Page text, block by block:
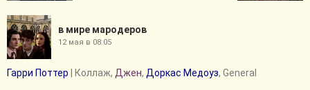
в мире мародеров
12 мая в 08:05
Гарри Поттер | Коллаж, Джен, Доркас Медоуз, General